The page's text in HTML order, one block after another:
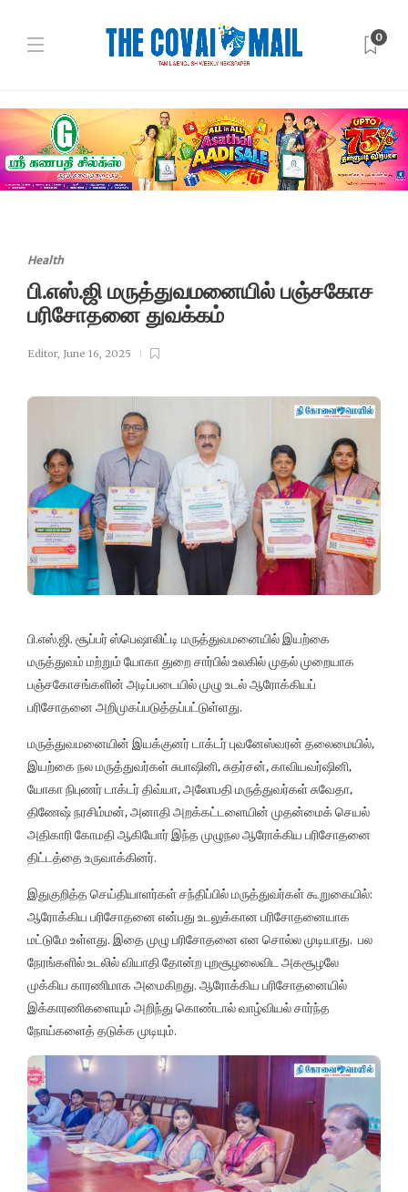
0
Health
பி.எஸ்.ஜி மருத்துவமனையில் பஞ்சகோச
பரிசோதனை துவக்கம்
Editor, June 16, 2025
பி.எஸ்.ஜி. சூப்பர் ஸ்பெஷாலிட்டி மருத்துவமனையில் இயற்கை
மருத்துவம் மற்றும் யோகா துறை சார்பில் உலகில் முதல் முறையாக
பஞ்சகோசங்களின் அடிப்படையில் முழு உடல் ஆரோக்கியப்
பரிசோதனை அறிமுகப்படுத்தப்பட்டுள்ளது.
மருத்துவமனையின் இயக்குனர் டாக்டர் புவனேஸ்வரன் தலைமையில்,
இயற்கை நல மருத்துவர்கள் சுபாஷினி, சுதர்சன், காவியவர்ஷினி,
யோகா நிபுணர் டாக்டர் திவ்யா, அலோபதி மருத்துவர்கள் சுவேதா,
திணேஷ் நரசிம்மன், அனாதி அறக்கட்டளையின் முதன்மைக் செயல்
அதிகாரி கோமதி ஆகியோர் இந்த முழுநல ஆரோக்கிய பரிசோதனை
திட்டத்தை உருவாக்கினர்.
இதுகுறித்த செய்தியாளர்கள் சந்திப்பில் மருத்துவர்கள் கூறுகையில்:
ஆரோக்கிய பரிசோதனை என்பது உடலுக்கான பரிசோதனையாக
மட்டுமே உள்ளது. இதை முழு பரிசோதனை என சொல்ல முடியாது. பல
நேரங்களில் உடலில் வியாதி தோன்ற புறசூழலைவிட அகசூழலே
முக்கிய காரணிமாக அமைகிறது. ஆரோக்கிய பரிசோதனையில்
இக்காரணிகளையும் அறிந்து கொண்டால் வாழ்வியல் சார்ந்த
நோய்களைத் தடுக்க முடியும்.